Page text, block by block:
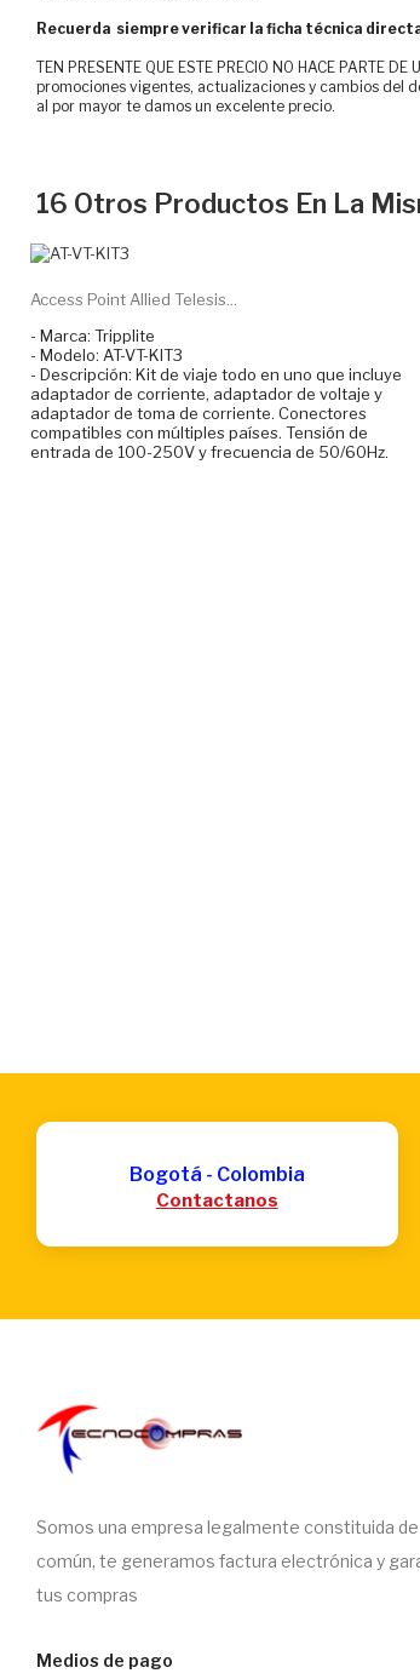
Recuerda siempre verificar la ficha técnica
TEN PRESENTE QUE ESTE PRECIO NO HACE PARTE
promociones vigentes, actualizaciones y cambios del
al por mayor te damos un excelente precio.
16 Otros Productos En La
Access Point Allied Telesis...
- Marca: Tripplite
- Modelo: AT-VT-KIT3
- Descripción: Kit de viaje todo en uno que incluye
adaptador de corriente, adaptador de voltaje y
adaptador de toma de corriente. Conectores
compatibles con múltiples países. Tensión de
entrada de 100-250V y frecuencia de 50/60Hz.
Bogotá - Colombia
Contactanos
Somos una empresa legalmente constituida
común, te generamos factura electrónica y
tus compras
Medios de pago